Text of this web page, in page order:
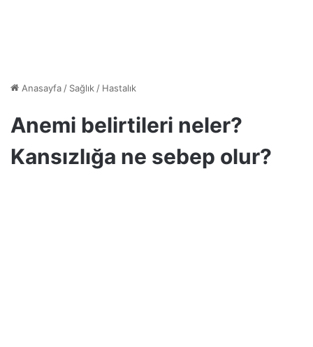
Anasayfa/ Sağlık/ Hastalık
Anemi belirtileri neler?
Kansızlığa ne sebep olur?